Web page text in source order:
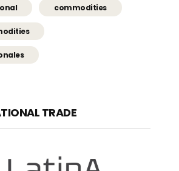
commodities
TRADE